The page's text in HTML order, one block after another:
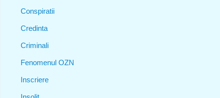
Conspiratii
Credinta
Criminali
Fenomenul OZN
Inscriere